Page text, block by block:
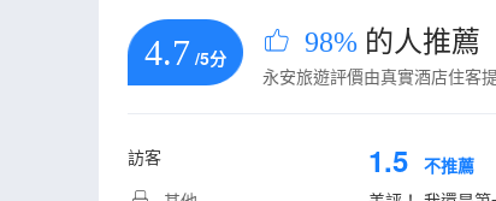
4.7 /5分 98% 的人推薦
永安旅遊評價由真實酒店住客
訪客
1.5 不推薦